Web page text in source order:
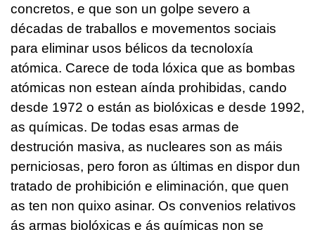
concretos, e que son un golpe severo a
décadas de traballos e movementos sociais
para eliminar usos bélicos da tecnoloxía
atómica. Carece de toda lóxica que as bombas
atómicas non estean aínda prohibidas, cando
desde 1972 o están as biolóxicas e desde 1992,
as químicas. De todas esas armas de
destrución masiva, as nucleares son as máis
perniciosas, pero foron as últimas en dispor dun
tratado de prohibición e eliminación, que quen
as ten non quixo asinar. Os convenios relativos
ás armas biolóxicas e ás químicas non se